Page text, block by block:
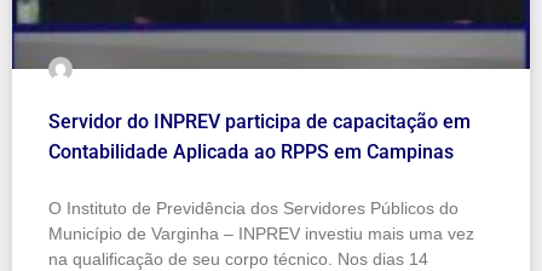
Servidor do INPREV participa de capacitação em
Contabilidade Aplicada ao RPPS em Campinas
O Instituto de Previdência dos Servidores Públicos do
Município de Varginha – INPREV investiu mais uma vez
na qualificação de seu corpo técnico. Nos dias 14